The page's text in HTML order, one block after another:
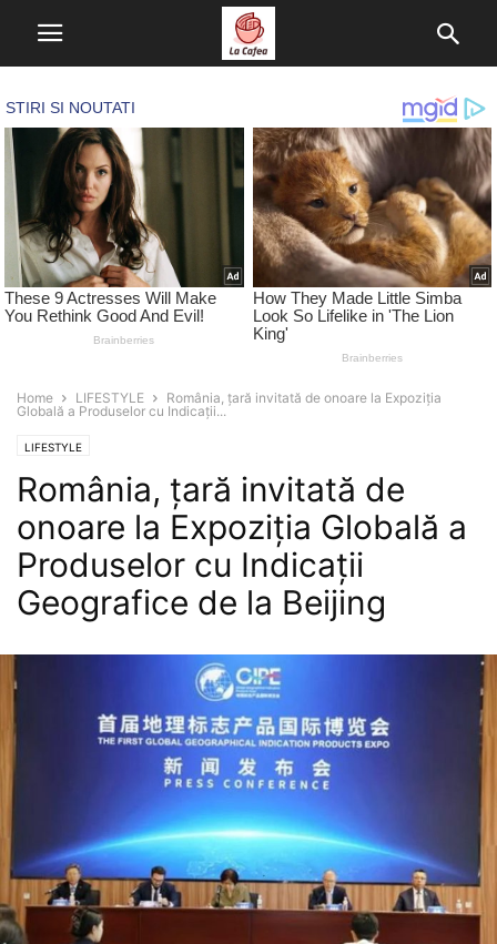
Home LIFESTYLE
România, țară invitată de onoare la Expoziția
Globală a Produselor cu Indicații...
LIFESTYLE
România, țară invitată de
onoare la Expoziția Globală a
Produselor cu Indicații
Geografice de la Beijing